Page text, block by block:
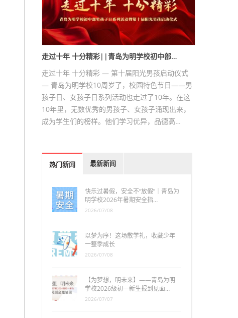
走过十年 十分精彩||青岛为明学校初中部…
走过十年 十分精彩 — 第十届阳光男孩启动仪式
— 青岛为明学校10周岁了，校园特色节日——男
孩子日、女孩子日系列活动也走过了10年。在这
10年里，无数优秀的男孩子、女孩子涌现出来，
成为学生们的榜样。他们学习优异，品德高…
热门新闻 最新新闻
快乐过暑假，安全不“放假”｜青岛为
明学校2026年暑期安全指…
2026/07/08
以梦为序！这场散学礼，收藏少年
一整季成长
2026/07/08
【为梦想，明未来】——青岛为明
学校2026级初一新生报到见面…
2026/07/07